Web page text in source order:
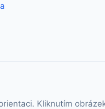
Kliknutím